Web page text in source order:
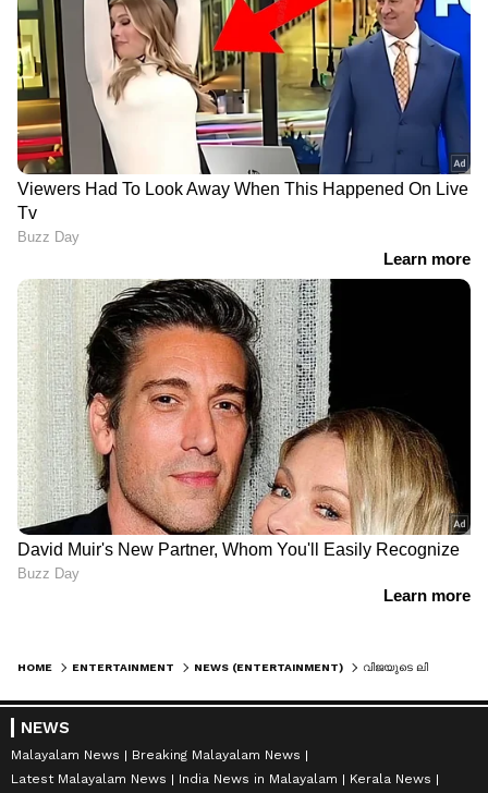
HOME ENTERTAINMENT NEWS (ENTERTAINMENT)
NEWS
Malayalam News
Breaking Malayalam News
Latest Malayalam News
India News in Malayalam
Kerala News